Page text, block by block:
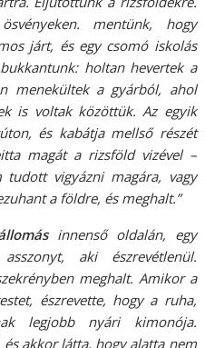
mentünk, hogy
járt, és egy csomó iskolás
holtan hevertek a
menekültek a gyárból, ahol
is voltak közöttük. Az egyik
és kabátja mellső részét
magát a rizsföld vizével –
vigyázni magára, vagy
a földre, és meghalt.”
innenső oldalán, egy
aki észrevétlenül.
meghalt. Amikor a
észrevette, hogy a ruha,
legjobb nyári kimonója.
akkor látta, hogy alatta nem